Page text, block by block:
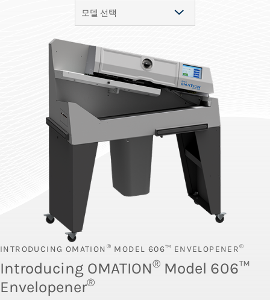
모델 선택
MODEL 410™
MODEL 210™
INTRODUCING OMATION ® MODEL 606™ ENVELOPENER®
Introducing OMATION® Model 606™
Envelopener®